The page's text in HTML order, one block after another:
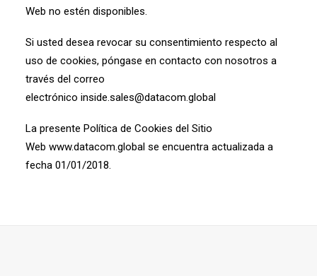
Web no estén disponibles.
Si usted desea revocar su consentimiento respecto al
uso de cookies, póngase en contacto con nosotros a
través del correo
electrónico inside.sales@datacom.global
La presente Política de Cookies del Sitio
Web www.datacom.global se encuentra actualizada a
fecha 01/01/2018.